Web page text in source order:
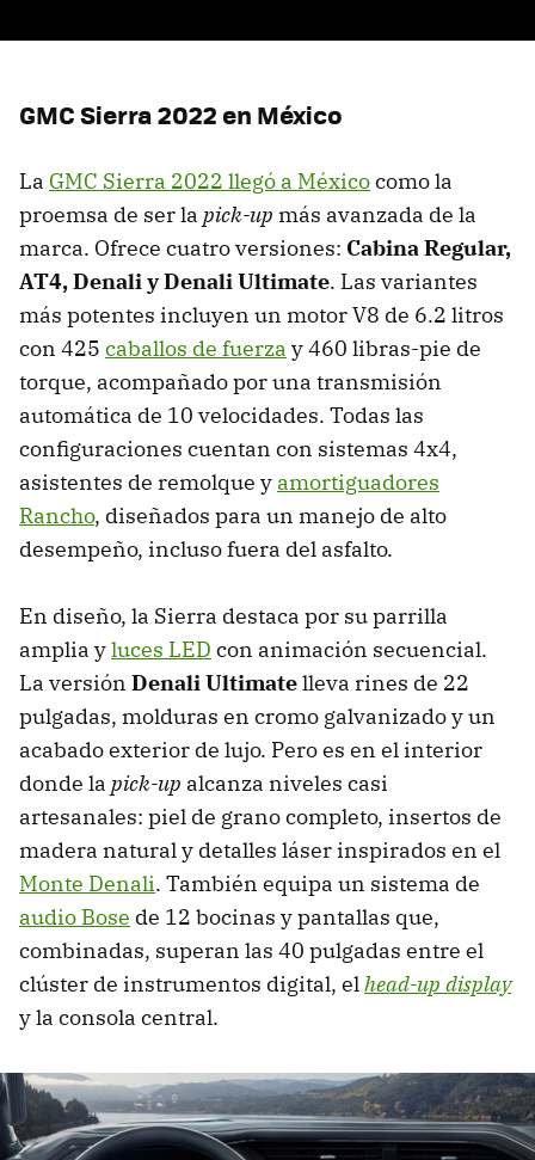
GMC Sierra 2022 en México
La GMC Sierra 2022 llegó a Méxicocomo la
proemsa de ser la pick-up más avanzada de la
marca. Ofrece cuatro versiones: Cabina Regular,
AT4, Denali y Denali Ultimate. Las variantes
más potentes incluyen un motor V8 de 6.2 litros
con 425 caballos de fuerza y 460 libras-pie de
torque, acompañado por una transmisión
automática de 10 velocidades. Todas las
configuraciones cuentan con sistemas 4x4,
asistentes de remolque y amortiguadores
Rancho, diseñados para un manejo de alto
desempeño, incluso fuera del asfalto.
En diseño, la Sierra destaca por su parrilla
amplia yluces LED con animación secuencial.
La versión Denali Ultimatelleva rines de 22
pulgadas, molduras en cromo galvanizado y un
acabado exterior de lujo. Pero es en el interior
donde la pick-up alcanza niveles casi
artesanales: piel de grano completo, insertos de
madera natural y detalles láser inspirados en el
Monte Denali. También equipa un sistema de
audio Bose de 12 bocinas y pantallas que,
combinadas, superan las 40 pulgadas entre el
clúster de instrumentos digital, elhead-up display
y la consola central.